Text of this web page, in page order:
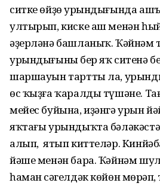
ситке өйҙөң урындығында
ултырып, киске аш менән
әҙерләнә башланыҡ. Ҡәйнәм
урындығының бер яҡ ситенә
шаршауын тартты ла,
өс ҡыҙға ҡаралды түшәне.
мейес буйына, иҙәнгә урын
яҡтағы урындыҡта
алып, ятып киттеләр.
йәше менән бара. Ҡәйнәм
һаман сәңгелдәк көйөн